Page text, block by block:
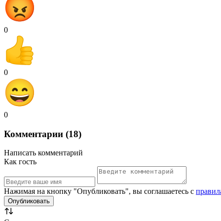
0
0
0
Комментарии (18)
Написать комментарий
Как гость
Нажимая на кнопку "Опубликовать", вы соглашаетесь с